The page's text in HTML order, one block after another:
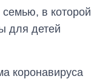
семью, в которой
для детей
коронавируса
как вырос спрос
на чипы за
последние годы и